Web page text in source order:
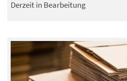
Derzeit in Bearbeitung